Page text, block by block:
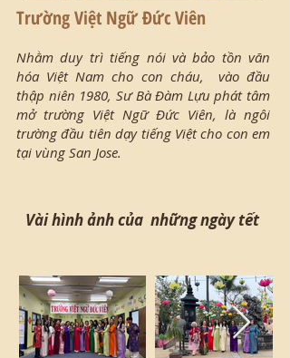
Trường Việt Ngữ Đức Viên
Nhằm duy trì tiếng nói và bảo tồn văn
hóa Việt Nam cho con cháu, vào đầu
thập niên 1980, Sư Bà Đàm Lựu phát tâm
mở trường Việt Ngữ Đức Viên, là ngôi
trường đầu tiên dạy tiếng Việt cho con em
tại vùng San Jose.
Vài hình ảnh của những ngày tết